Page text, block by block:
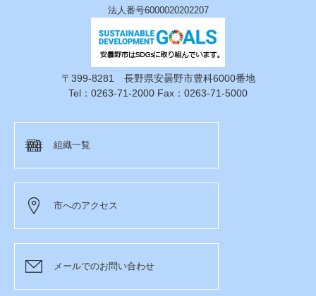
法人番号6000020202207
〒399-8281 長野県安曇野市豊科6000番地
Tel：0263-71-2000 Fax：0263-71-5000
組織一覧
市へのアクセス
メールでのお問い合わせ